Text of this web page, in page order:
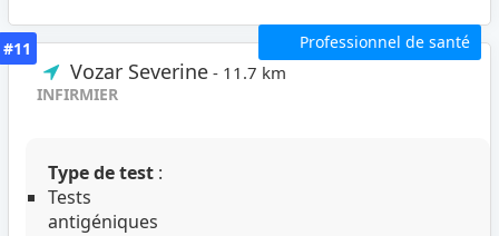
Professionnel de santé
#11
Vozar Severine - 11.7 km
INFIRMIER
Type de test :
Tests
antigéniques